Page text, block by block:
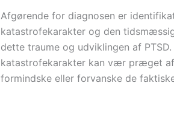
Afgørende for diagnosen er
katastrofekarakter og den
dette traume og udviklingen af
katastrofekarakter kan vær præget
formindske eller forvanske de